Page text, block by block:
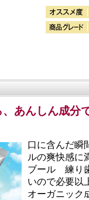
あんしん成分
口に含んだ瞬
ルの爽快感
ブール 練り
いので必要以
オーガニック